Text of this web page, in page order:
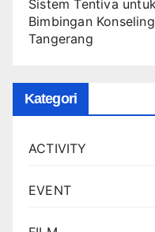
Sistem Tentiva
Bimbingan
Tangerang
Kategori
ACTIVITY
EVENT